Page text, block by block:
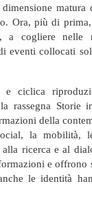
matura
Ora, più di
a cogliere nelle
eventi collocati
ciclica
rassegna Storie
della
la mobilità,
ricerca e al
e offrono
le identità